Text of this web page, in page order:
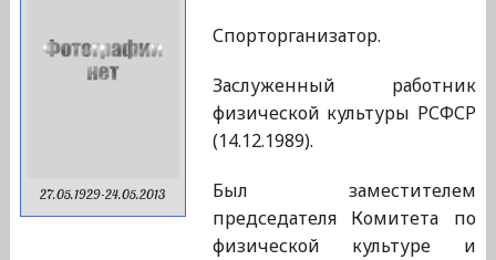
27.05.1929-24.05.2013
Спорторганизатор.
Заслуженный работник
физической культуры РСФСР
(14.12.1989).
Был заместителем
председателя Комитета по
физической культуре и